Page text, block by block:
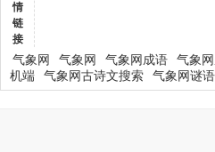
情
链
接
气象网 气象网 气象网成语 气象
机端
气象网古诗文搜索 气象网谜语